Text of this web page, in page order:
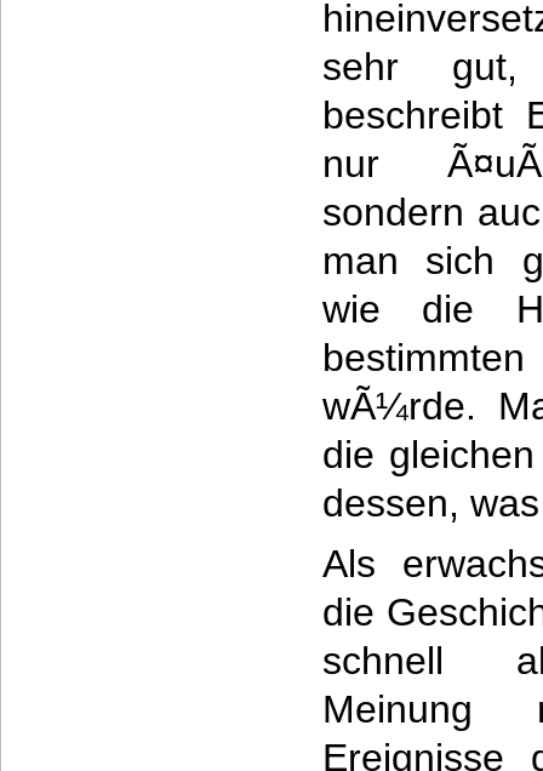
sehr
beschreibt
nur
sondern
man sich
wie die
wÃ¼rde.
die
dessen,
Als
die
schnell
Meinung
Ereignisse